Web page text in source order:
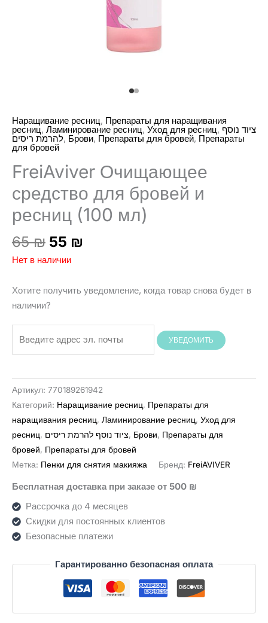
Наращивание ресниц, Препараты для наращивания
ресниц, Ламинирование ресниц, Уход для ресниц, ציוד נוסף
להרמת ריסים, Брови, Препараты для бровей, Препараты
для бровей
FreiAviver Очищающее
средство для бровей и
ресниц (100 мл)
65₪ Первоначальная
цена
65 ₪.
55 ₪
Нет в наличии
Хотите получить уведомление, когда товар снова будет в
наличии?
УВЕДОМИТЬ
Артикул: 770189261942
Категорий: Наращивание ресниц, Препараты для
наращивания ресниц, Ламинирование ресниц, Уход для
ресниц, ציוד נוסף להרמת ריסים, Брови, Препараты для
бровей, Препараты для бровей
Метка: Пенки для снятия макияжа Бренд: FreiAVIVER
Бесплатная доставка при заказе от 500 ₪
Рассрочка до 4 месяцев
Скидки для постоянных клиентов
Безопасные платежи
Гарантированно безопасная оплата